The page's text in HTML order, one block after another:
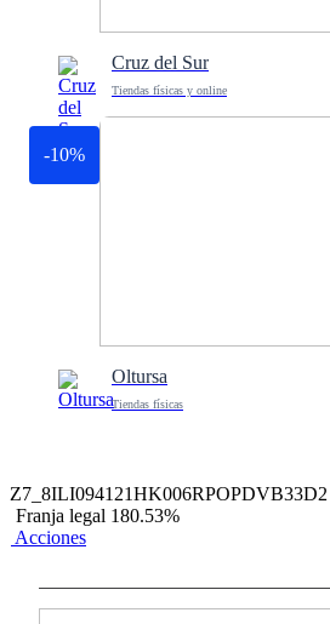
Cruz del Sur
Tiendas físicas y online
-10%
Oltursa
Tiendas físicas
Z7_8ILI094121HK006RPOPDVB33D2
Franja legal 180.53%
Acciones